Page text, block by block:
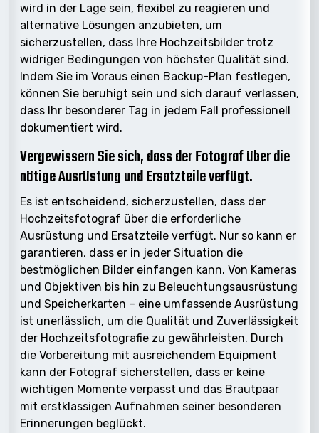
wird in der Lage sein, flexibel zu reagieren und
alternative Lösungen anzubieten, um
sicherzustellen, dass Ihre Hochzeitsbilder trotz
widriger Bedingungen von höchster Qualität sind.
Indem Sie im Voraus einen Backup-Plan festlegen,
können Sie beruhigt sein und sich darauf verlassen,
dass Ihr besonderer Tag in jedem Fall professionell
dokumentiert wird.
Vergewissern Sie sich, dass der Fotograf über die
nötige Ausrüstung und Ersatzteile verfügt.
Es ist entscheidend, sicherzustellen, dass der
Hochzeitsfotograf über die erforderliche
Ausrüstung und Ersatzteile verfügt. Nur so kann er
garantieren, dass er in jeder Situation die
bestmöglichen Bilder einfangen kann. Von Kameras
und Objektiven bis hin zu Beleuchtungsausrüstung
und Speicherkarten – eine umfassende Ausrüstung
ist unerlässlich, um die Qualität und Zuverlässigkeit
der Hochzeitsfotografie zu gewährleisten. Durch
die Vorbereitung mit ausreichendem Equipment
kann der Fotograf sicherstellen, dass er keine
wichtigen Momente verpasst und das Brautpaar
mit erstklassigen Aufnahmen seiner besonderen
Erinnerungen beglückt.